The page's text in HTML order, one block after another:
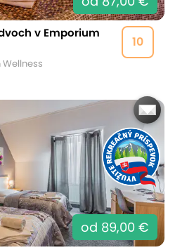
10
v Emporium
od 89,00 €